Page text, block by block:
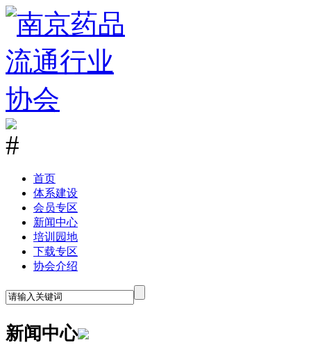
首页
体系建设
会员专区
新闻中心
培训园地
下载专区
协会介绍
新闻中心